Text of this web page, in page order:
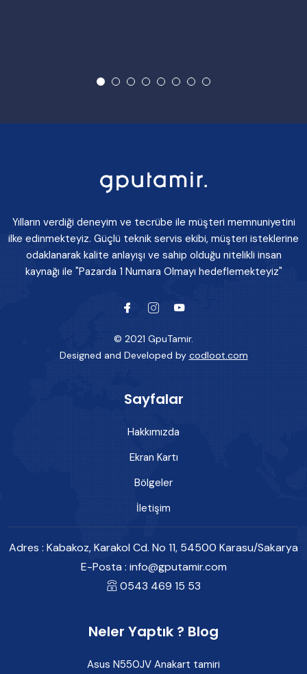
Yılların verdiği deneyim ve tecrübe ile müşteri memnuniyetini
ilke edinmekteyiz. Güçlü teknik servis ekibi, müşteri isteklerine
odaklanarak kalite anlayışı ve sahip olduğu nitelikli insan
kaynağı ile "Pazarda 1 Numara Olmayı hedeflemekteyiz"
© 2021 GpuTamir.
Designed and Developed by codloot.com
Sayfalar
Hakkımızda
Ekran Kartı
Bölgeler
İletişim
Adres : Kabakoz, Karakol Cd. No 11, 54500 Karasu/Sakarya
E-Posta : info@gputamir.com
0543 469 15 53
Neler Yaptık ? Blog
Asus N550JV Anakart tamiri